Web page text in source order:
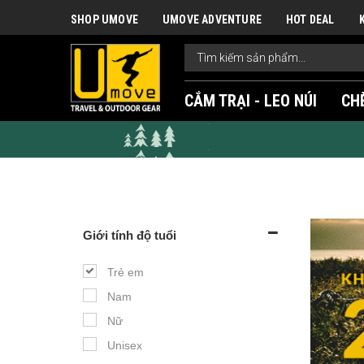
SHOP UMOVE UMOVE ADVENTURE HOT DEAL
CẮM TRẠI - LEO NÚI
Giới tính độ tuổi
Trẻ em
Nam
Nữ
Unisex